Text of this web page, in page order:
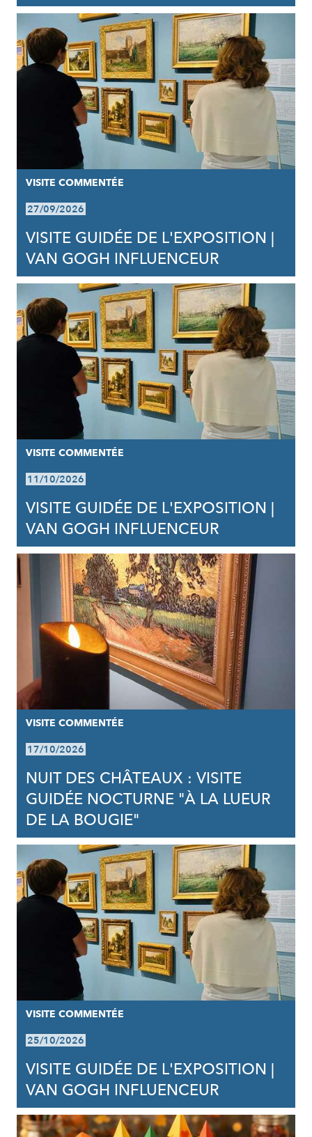
VISITE COMMENTÉE
27/09/2026
VISITE GUIDÉE DE L'EXPOSITION |
VAN GOGH INFLUENCEUR
VISITE COMMENTÉE
11/10/2026
VISITE GUIDÉE DE L'EXPOSITION |
VAN GOGH INFLUENCEUR
VISITE COMMENTÉE
17/10/2026
NUIT DES CHÂTEAUX : VISITE
GUIDÉE NOCTURNE "À LA LUEUR
DE LA BOUGIE"
VISITE COMMENTÉE
25/10/2026
VISITE GUIDÉE DE L'EXPOSITION |
VAN GOGH INFLUENCEUR